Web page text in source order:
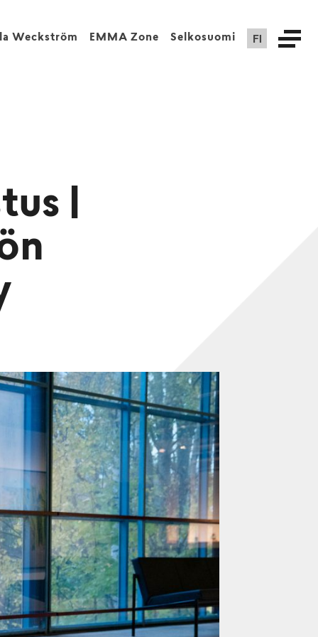
Weckström EMMA Zone Selkosuomi FI
|